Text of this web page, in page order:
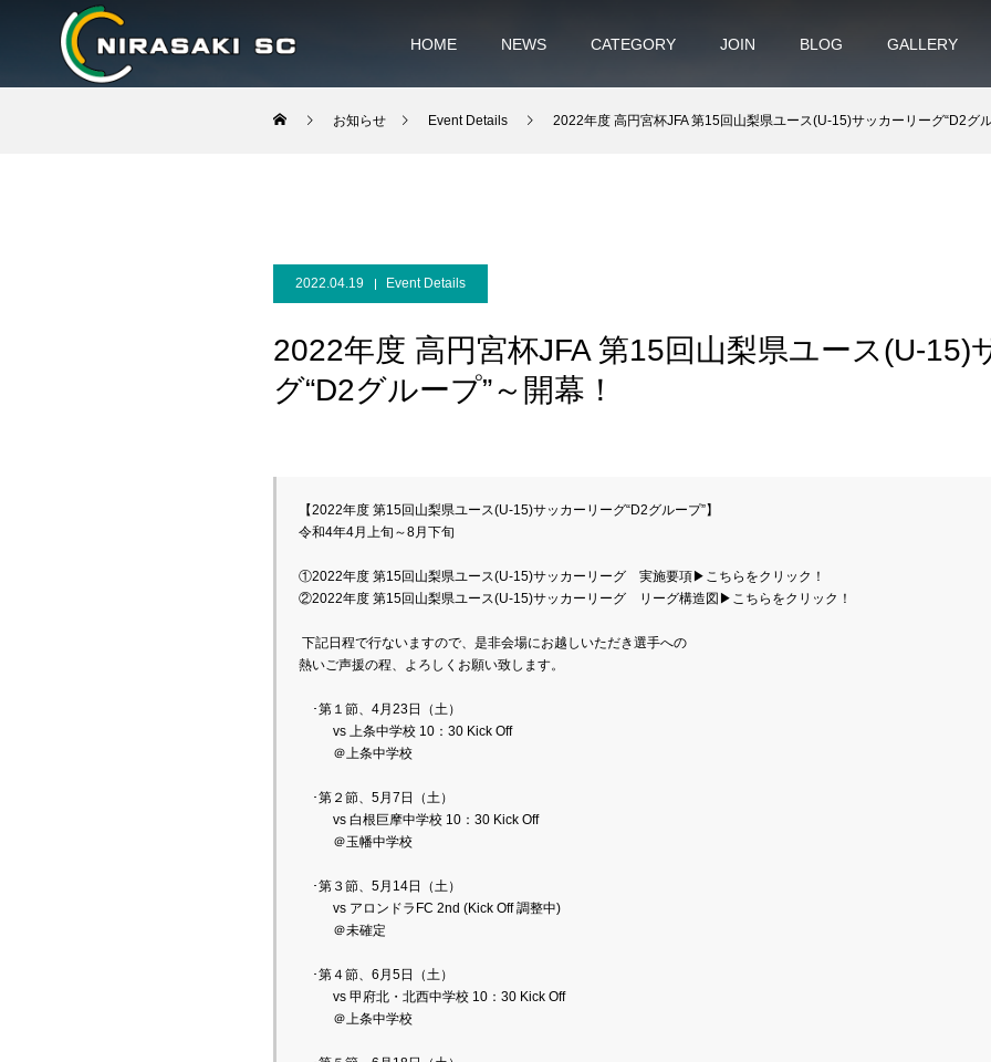
HOME NEWS CATEGORY JOIN BLOG GALLERY
お知らせ Event Details 2022年度 高円宮杯JFA 第15回山梨県ユース(U-15)サッカーリーグ“D2グ
2022.04.19 Event Details
2022年度 高円宮杯JFA 第15回山梨県ユース(U-15)
グ“D2グループ”～開幕！
【2022年度 第15回山梨県ユース(U-15)サッカーリーグ“D2グループ”】
令和4年4月上旬～8月下旬
①2022年度 第15回山梨県ユース(U-15)サッカーリーグ　実施要項▶ こちらをクリック！
②2022年度 第15回山梨県ユース(U-15)サッカーリーグ　リーグ構造図▶ こちらをクリック！
下記日程で行ないますので、是非会場にお越しいただき選手への
熱いご声援の程、よろしくお願い致します。
･第１節、4月23日（土）
vs 上条中学校 10：30 Kick Off
＠上条中学校
･第２節、5月7日（土）
vs 白根巨摩中学校 10：30 Kick Off
＠玉幡中学校
･第３節、5月14日（土）
vs アロンドラFC 2nd (Kick Off 調整中)
＠未確定
･第４節、6月5日（土）
vs 甲府北・北西中学校 10：30 Kick Off
＠上条中学校